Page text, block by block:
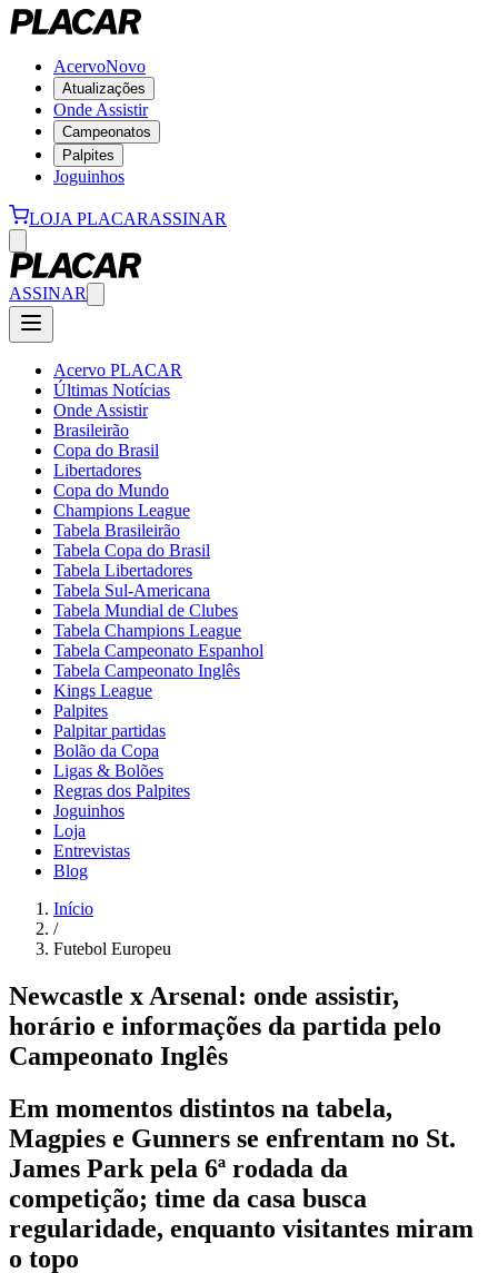
AcervoNovo
Atualizações
Onde Assistir
Campeonatos
Palpites
Joguinhos
LOJA PLACARASSINAR
ASSINAR
Acervo PLACAR
Últimas Notícias
Onde Assistir
Brasileirão
Copa do Brasil
Libertadores
Copa do Mundo
Champions League
Tabela Brasileirão
Tabela Copa do Brasil
Tabela Libertadores
Tabela Sul-Americana
Tabela Mundial de Clubes
Tabela Champions League
Tabela Campeonato Espanhol
Tabela Campeonato Inglês
Kings League
Palpites
Palpitar partidas
Bolão da Copa
Ligas & Bolões
Regras dos Palpites
Joguinhos
Loja
Entrevistas
Blog
Início
/
Futebol Europeu
Newcastle x Arsenal: onde assistir,
horário e informações da partida pelo
Campeonato Inglês
Em momentos distintos na tabela,
Magpies e Gunners se enfrentam no St.
James Park pela 6ª rodada da
competição; time da casa busca
regularidade, enquanto visitantes miram
o topo